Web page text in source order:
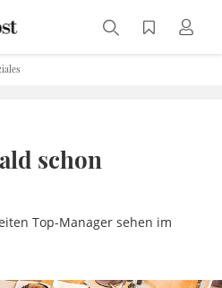
schon
Top-Manager sehen im